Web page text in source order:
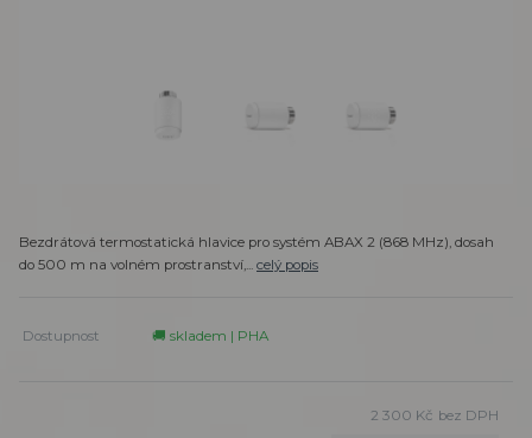
Bezdrátová termostatická hlavice pro systém ABAX 2 (868 MHz), dosah
do 500 m na volném prostranství,... celý popis
Dostupnost 🚚 skladem | PHA
2 300 Kč bez DPH